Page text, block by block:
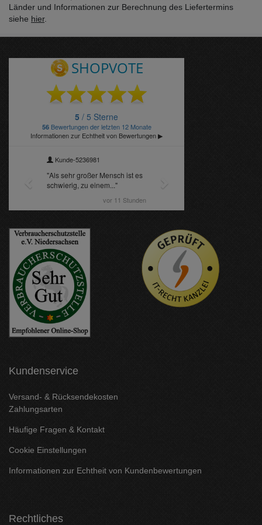
Länder und Informationen zur Berechnung des Liefertermins
siehe hier.
Kundenservice
Versand- & Rücksendekosten
Zahlungsarten
Häufige Fragen & Kontakt
Cookie Einstellungen
Informationen zur Echtheit von Kundenbewertungen
Rechtliches